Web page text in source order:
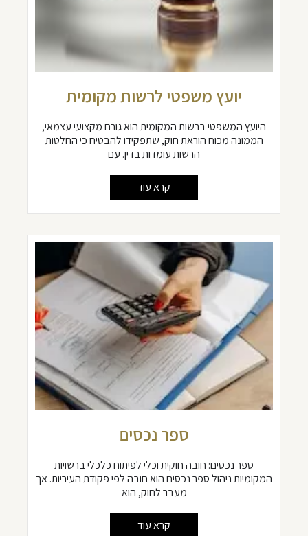
יועץ משפטי לרשות מקומית
היועץ המשפטי ברשות המקומית הוא גורם מקצועי עצמאי,
הממונה מכוח הוראת חוק, שתפקידו להבטיח כי החלטות
הרשות עומדות בדין. עם
קרא עוד
ספר נכסים
ספר נכסים: חובה חוקית וכלי לפיתוח כלכלי ברשויות
המקומיות ניהול ספר נכסים הוא חובה לפי פקודת העיריות. אך
מעבר לחוק, הוא
קרא עוד